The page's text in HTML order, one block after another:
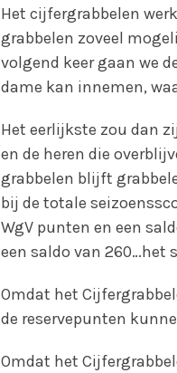
Het cijfergrabbelen
grabbelen zoveel
volgend keer gaan we
dame kan innemen,
Het eerlijkste zou dan
en de heren die
grabbelen blijft
bij de totale
WgV punten en een
een saldo van 260…het
Omdat het
de reservepunten
Omdat het